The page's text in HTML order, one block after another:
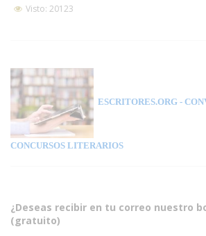
Visto: 20123
ESCRITORES.ORG -
CONCURSOS LITERARIOS
¿Deseas recibir en tu correo nuestro
(gratuito)